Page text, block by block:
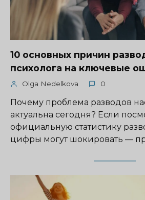
10 основных причин
психолога на ключевые
Olga Nedelkova 0
Почему проблема разводов
актуальна сегодня? Если
официальную статистику
цифры могут шокировать —